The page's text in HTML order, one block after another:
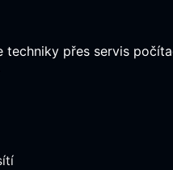
techniky přes servis